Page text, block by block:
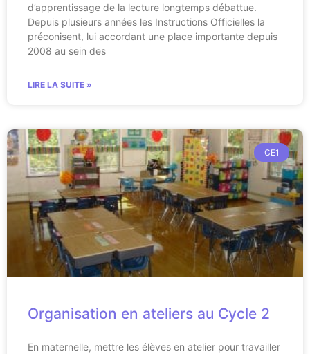
d’apprentissage de la lecture longtemps débattue.
Depuis plusieurs années les Instructions Officielles la
préconisent, lui accordant une place importante depuis
2008 au sein des
LIRE LA SUITE »
CE1
Organisation en ateliers au Cycle 2
En maternelle, mettre les élèves en atelier pour travailler